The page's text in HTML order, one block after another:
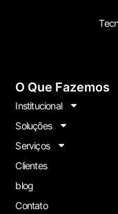
O Que Fazemos
Institucional
Soluções
Serviços
Clientes
blog
Contato